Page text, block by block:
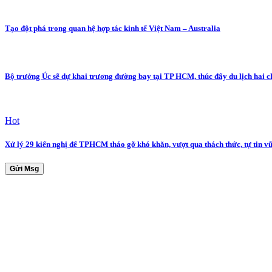
Tạo đột phá trong quan hệ hợp tác kinh tế Việt Nam – Australia
Bộ trưởng Úc sẽ dự khai trương đường bay tại TP HCM, thúc đẩy du lịch hai
Hot
Xử lý 29 kiến nghị để TPHCM tháo gỡ khó khăn, vượt qua thách thức, tự tin
Gửi Msg